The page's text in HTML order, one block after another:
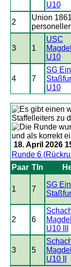
U10
2
Union
3 1
USC
U10
4 7
SG
U10
18. April 2026
Runde 6
Paar Tln
1 7
SG
2 6
U10 III
3 5
U10 II